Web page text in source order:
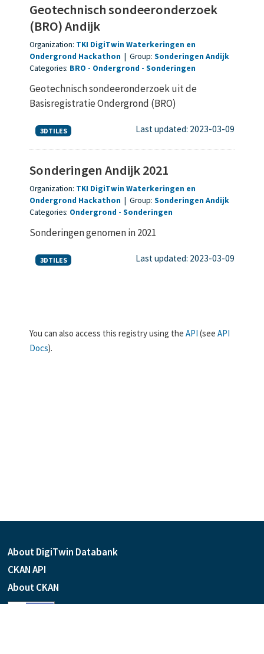
Geotechnisch sondeeronderzoek
(BRO) Andijk
Organization: TKI DigiTwin Waterkeringen en
Ondergrond Hackathon | Group: Sonderingen Andijk
Categories: BRO Ondergrond Sonderingen
Geotechnisch sondeeronderzoek uit de
Basisregistratie Ondergrond (BRO)
3DTILES Last updated: 2023-03-09
Sonderingen Andijk 2021
Organization: TKI DigiTwin Waterkeringen en
Ondergrond Hackathon | Group: Sonderingen Andijk
Categories: Ondergrond Sonderingen
Sonderingen genomen in 2021
3DTILES Last updated: 2023-03-09
You can also access this registry using the API (see API
Docs).
About DigiTwin Databank
CKAN API
About CKAN